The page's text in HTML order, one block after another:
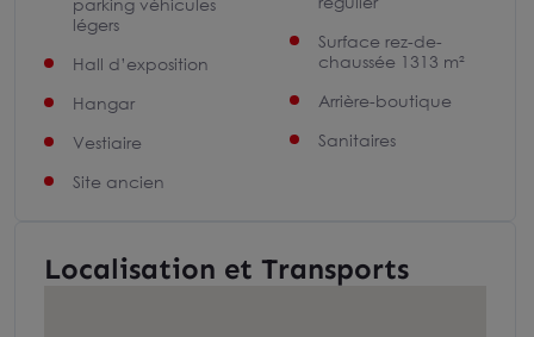
parking véhicules
légers
Hall d’exposition
Hangar
Vestiaire
Site ancien
Surface rez-de-
chaussée 1313 m²
Arrière-boutique
Sanitaires
Localisation et Transports